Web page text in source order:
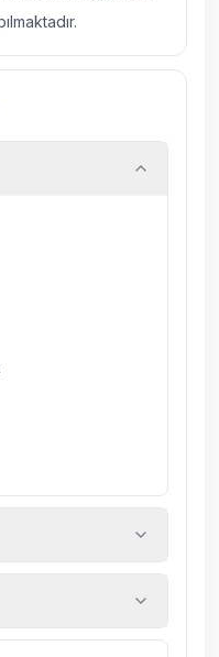
değildir.